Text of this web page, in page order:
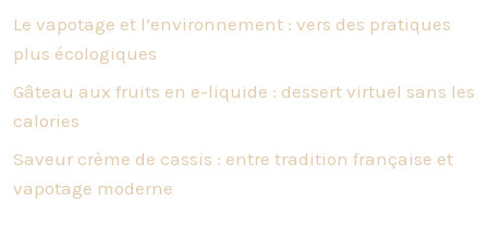
Le vapotage et l’environnement : vers des pratiques
plus écologiques
Gâteau aux fruits en e-liquide : dessert virtuel sans les
calories
Saveur crème de cassis : entre tradition française et
vapotage moderne